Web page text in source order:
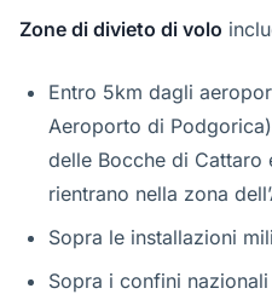
Zone di divieto di volo
Entro 5km dagli
Aeroporto di
delle Bocche di Cattaro
rientrano nella zona
Sopra le installazioni
Sopra i confini nazionali